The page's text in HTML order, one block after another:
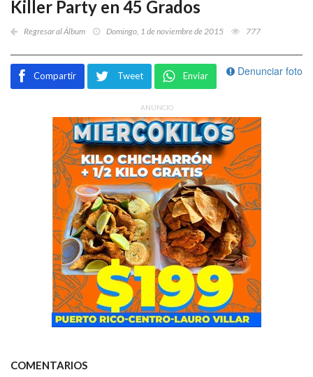
Killer Party en 45 Grados
Regresar al Álbum Domingo, 1 de noviembre de 2015 777
Denunciar foto
Compartir Tweet Enviar
ANUNCIO
COMENTARIOS